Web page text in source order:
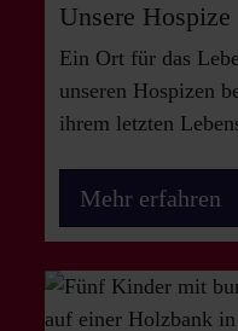
Unsere Hospize
Ein Ort für das
unseren Hospizen
ihrem letzten
Mehr erfahren